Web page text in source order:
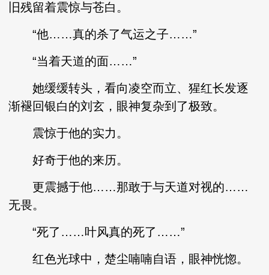
旧残留着震惊与苍白。
“他……真的杀了气运之子……”
“当着天道的面……”
她缓缓转头，看向凌空而立、猩红长发逐
渐褪回银白的刘玄，眼神复杂到了极致。
震惊于他的实力。
好奇于他的来历。
更震撼于他……那敢于与天道对视的……
无畏。
“死了……叶风真的死了……”
红色光球中，楚尘喃喃自语，眼神恍惚。